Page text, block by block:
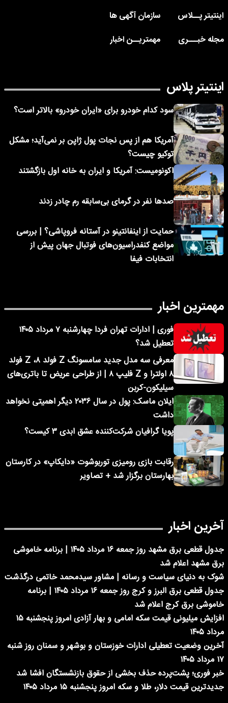
اینتیتر پــلاس
سازمان آگهی ها
مجله خبـــری
مهمتریــن اخبار
اینتیتر پلاس
سود کدام خودرو برای «ایران خودرو» بالاتر است؟
آمریکا هم از پس نجات پول ژاپن بر نمی‌آید؛ مشکل
توکیو چیست؟
اکونومیست: آمریکا و ایران به خانه اول بازگشتند
صدها نفر در گرمای بی‌سابقه رم چادر زدند
حمایت از اینفانتینو در آستانه فروپاشی؟ | بررسی
مواضع کنفدراسیون‌های فوتبال جهان پیش از
انتخابات فیفا
مهمترین اخبار
فوری | ادارات تهران فردا چهارشنبه ۷ مرداد ۱۴۰۵
تعطیل شد؟
معرفی سه مدل جدید سامسونگ Z فولد ۸، Z فولد
۸ اولترا و Z فلیپ ۸ | از طراحی عریض تا باتری‌های
سیلیکون-کربن
ایلان ماسک: پول در سال ۲۰۳۶ دیگر اهمیتی نخواهد
داشت
پویا گرافیان شرکت‌کننده عشق ابدی ۳ کیست؟
رقابت بازی رومیزی توربوشوت «دایکاپ» در کارستان
بهارستان برگزار شد + تصاویر
آخرین اخبار
جدول قطعی برق مشهد روز جمعه ۱۶ مرداد ۱۴۰۵ | برنامه خاموشی
برق مشهد اعلام شد
شوک به دنیای سیاست و رسانه | مشاور سیدمحمد خاتمی درگذشت
جدول قطعی برق البرز و کرج روز جمعه ۱۶ مرداد ۱۴۰۵ | برنامه
خاموشی برق کرج اعلام شد
افزایش میلیونی قیمت سکه امامی و بهار آزادی امروز پنجشنبه ۱۵
مرداد ۱۴۰۵
آخرین وضعیت تعطیلی ادارات خوزستان و بوشهر و سمنان روز شنبه
۱۷ مرداد ۱۴۰۵
خبر فوری؛ پشت‌پرده حذف بخشی از حقوق بازنشستگان افشا شد
جدیدترین قیمت دلار، طلا و سکه امروز پنجشنبه ۱۵ مرداد ۱۴۰۵